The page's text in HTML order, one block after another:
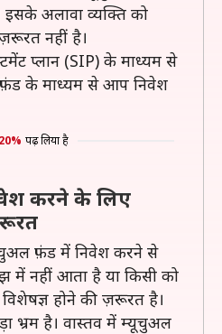
अलावा व्यक्ति को
नहीं है।
प्लान (SIP) के माध्यम से
के माध्यम से आप निवेश
20% पढ़ लिया है
करने के लिए
फ़ंड में निवेश करने से
नहीं आता है या किसी को
होने की ज़रूरत है।
भ्रम है। वास्तव में म्यूचुअल